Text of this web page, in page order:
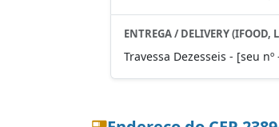
ENTREGA / DELIVERY (IFOOD,
Travessa Dezesseis - [seu